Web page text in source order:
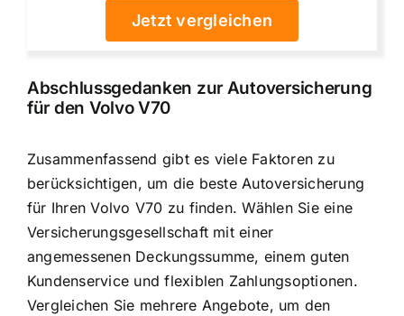
Jetzt vergleichen
Abschlussgedanken zur Autoversicherung
für den Volvo V70
Zusammenfassend gibt es viele Faktoren zu
berücksichtigen, um die beste Autoversicherung
für Ihren Volvo V70 zu finden. Wählen Sie eine
Versicherungsgesellschaft mit einer
angemessenen Deckungssumme, einem guten
Kundenservice und flexiblen Zahlungsoptionen.
Vergleichen Sie mehrere Angebote, um den